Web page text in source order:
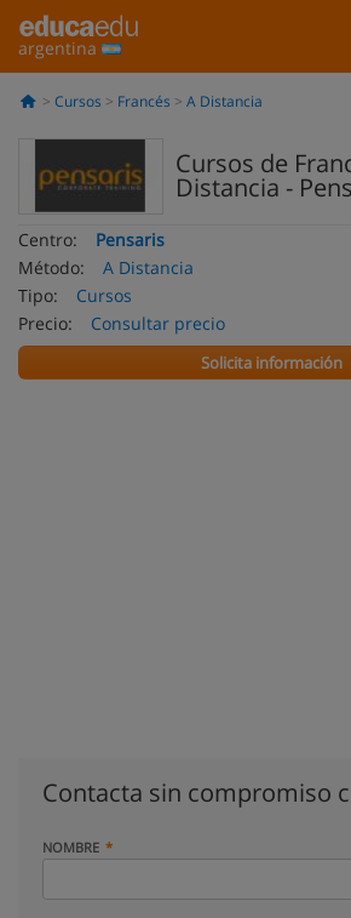
argentina
Cursos Francés A Distancia
Cursos de
Distancia -
Centro:
Pensaris
Método:
A Distancia
Tipo:
Cursos
Precio:
Consultar precio
Solicita información
Contacta sin compromiso
NOMBRE